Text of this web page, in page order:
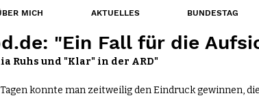
"Ein Fall für die
Ruhs und "Klar" in der ARD"
konnte man zeitweilig den Eindruck gewinnen,
MICH AKTUELLES BUNDESTAG